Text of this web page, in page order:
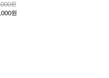
원
원